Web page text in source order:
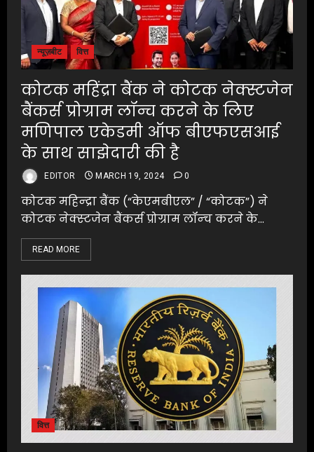
न्यूज़बीट वित्त
कोटक महिंद्रा बैंक ने कोटक नेक्स्टजेन
बैंकर्स प्रोग्राम लॉन्च करने के लिए
मणिपाल एकेडमी ऑफ बीएफएसआई
के साथ साझेदारी की है
EDITOR MARCH 19, 2024 0
कोटक महिन्‍द्रा बैंक (“केएमबीएल” / “कोटक”) ने
कोटक नेक्‍स्‍टजेन बैंकर्स प्रोग्राम लॉन्‍च करने के...
READ MORE
वित्त